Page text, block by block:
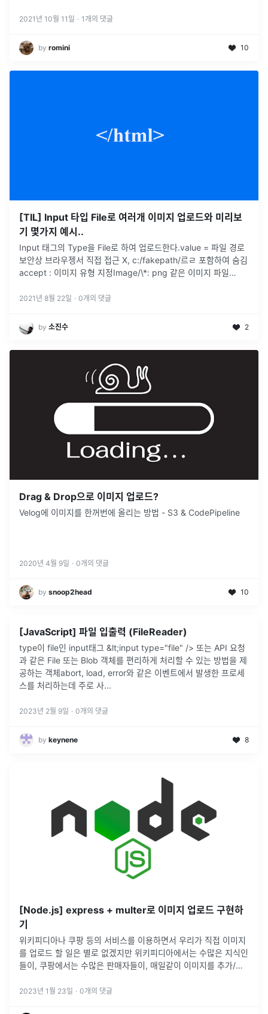
2021년 10월 11일 · 1 개의 댓글
by romini 10
[TIL] Input 타입 File로 여러개 이미지 업로드와 미리보
기 몇가지 예시..
Input 태그의 Type을 File로 하여 업로드한다.value = 파일 경로
보안상 브라우젱서 직접 접근 X, c:/fakepath/르ㄹ 포함하여 숨김
accept : 이미지 유형 지정Image/\*: png 같은 이미지 파일
2021년 8월 22일 · 0개의 댓글
by 소진수 2
Drag & Drop으로 이미지 업로드?
Velog에 이미지를 한꺼번에 올리는 방법 - S3 & CodePipeline
2020년 4월 9일 · 0개의 댓글
by snoop2head 10
[JavaScript] 파일 입출력 (FileReader)
type이 file인 input태그 &lt;input type="file" /> 또는 API 요청
과 같은 File 또는 Blob 객체를 편리하게 처리할 수 있는 방법을 제
공하는 객체abort, load, error와 같은 이벤트에서 발생한 프로세
스를 처리하는데 주로 사...
2023년 2월 9일 · 0개의 댓글
by keynene 8
[Node.js] express + multer로 이미지 업로드 구현하
기
위키피디아나 쿠팡 등의 서비스를 이용하면서 우리가 직접 이미지
를 업로드 할 일은 별로 없겠지만 위키피디아에서는 수많은 지식인
들이, 쿠팡에서는 수많은 판매자들이, 매일같이 이미지를 추가/삭
지는 우리 같은...
2023년 1월 23일 · 0개의 댓글